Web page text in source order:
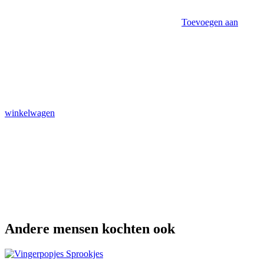
Toevoegen aan
winkelwagen
Andere mensen kochten ook